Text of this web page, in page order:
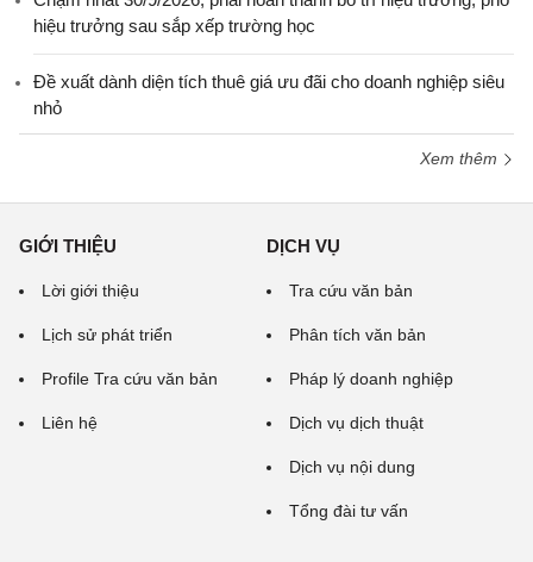
hiệu trưởng sau sắp xếp trường học
Đề xuất dành diện tích thuê giá ưu đãi cho doanh nghiệp siêu
nhỏ
Xem thêm
GIỚI THIỆU
Lời giới thiệu
Lịch sử phát triển
Profile Tra cứu văn bản
Liên hệ
DỊCH VỤ
Tra cứu văn bản
Phân tích văn bản
Pháp lý doanh nghiệp
Dịch vụ dịch thuật
Dịch vụ nội dung
Tổng đài tư vấn